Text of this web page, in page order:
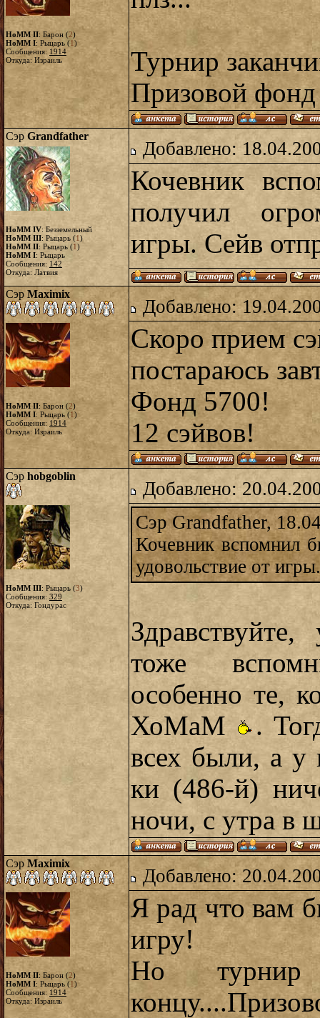
HoMM II: Барон (2)
HoMM I: Рыцарь (1)
Сообщения: 1914
Откуда: Израиль
Турнир
Призовой
Сэр Grandfather
HoMM IV: Безземельный
HoMM III: Рыцарь (1)
HoMM II: Рыцарь (1)
HoMM I: Рыцарь
Сообщения: 142
Откуда: Латвия
Добавлено:
Кочевник
получил
игры. Сейв
Сэр Maximix
HoMM II: Барон (2)
HoMM I: Рыцарь (1)
Сообщения: 1914
Откуда: Израиль
Добавлено:
Скоро прием
постараюсь
Фонд 5700!
12 сэйвов!
Сэр hobgoblin
HoMM III: Рыцарь (3)
Сообщения: 329
Откуда: Гондурас
Добавлено:
Сэр Grandfather,
Кочевник вспомнил
удовольствие от
тоже
особенно те,
ХоМаМ
.
всех были, а у
ки (486-й)
ночи, с утра в
Сэр Maximix
HoMM II: Барон (2)
HoMM I: Рыцарь (1)
Сообщения: 1914
Откуда: Израиль
Добавлено:
Я рад что вам
игру!
Но